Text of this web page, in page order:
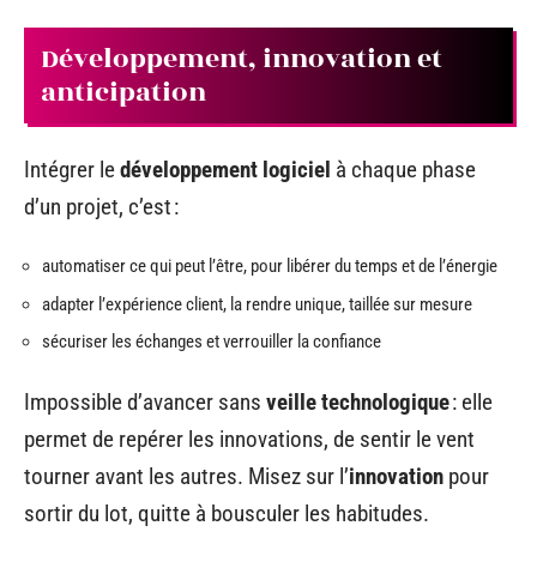
Développement, innovation et
anticipation
Intégrer ledéveloppement logiciel à chaque phase
d’un projet, c’est :
automatiser ce qui peut l’être, pour libérer du temps et de l’énergie
adapter l’expérience client, la rendre unique, taillée sur mesure
sécuriser les échanges et verrouiller la confiance
Impossible d’avancer sans veille technologique: elle
permet de repérer les innovations, de sentir le vent
tourner avant les autres. Misez sur l’innovation pour
sortir du lot, quitte à bousculer les habitudes.